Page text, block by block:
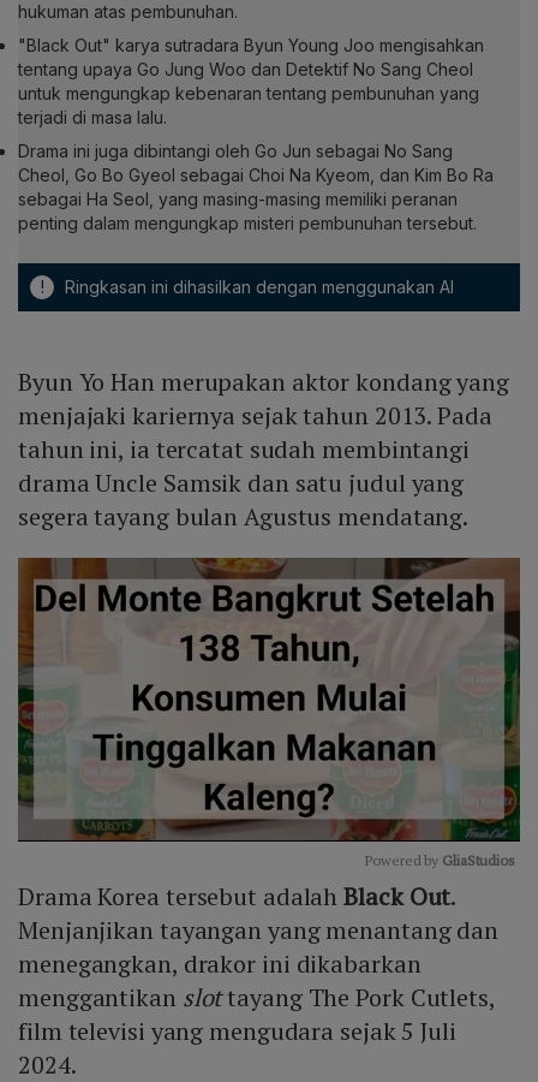
hukuman atas pembunuhan.
"Black Out" karya sutradara Byun Young Joo mengisahkan
tentang upaya Go Jung Woo dan Detektif No Sang Cheol
untuk mengungkap kebenaran tentang pembunuhan yang
terjadi di masa lalu.
Drama ini juga dibintangi oleh Go Jun sebagai No Sang
Cheol, Go Bo Gyeol sebagai Choi Na Kyeom, dan Kim Bo Ra
sebagai Ha Seol, yang masing-masing memiliki peranan
penting dalam mengungkap misteri pembunuhan tersebut.
! Ringkasan ini dihasilkan dengan menggunakan AI
Byun Yo Han merupakan aktor kondang yang
menjajaki kariernya sejak tahun 2013. Pada
tahun ini, ia tercatat sudah membintangi
drama Uncle Samsik dan satu judul yang
segera tayang bulan Agustus mendatang.
Mute
Powered by GliaStudios
Drama Korea tersebut adalahBlack Out.
Menjanjikan tayangan yang menantang dan
menegangkan, drakor ini dikabarkan
menggantikan slottayang The Pork Cutlets,
film televisi yang mengudara sejak 5 Juli
2024.